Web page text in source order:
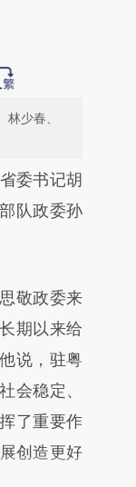
少春、
由第三方
章
。不代表
原文细致
委书记胡
队政委孙
敬政委来
期以来给
说，驻粤
会稳定、
了重要作
创造更好